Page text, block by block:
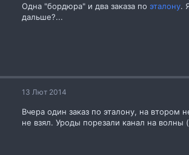
Одна "бордюра" и два заказа по эталону.
дальше?...
13 Лют 2014
Вчера один заказ по эталону, на втором
не взял. Уроды порезали канал на